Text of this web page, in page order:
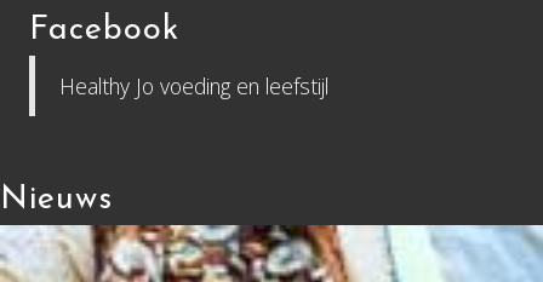
Facebook
Healthy Jo voeding en leefstijl
Nieuws